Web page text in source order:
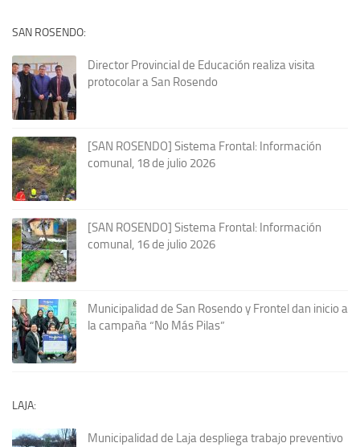
SAN ROSENDO:
Director Provincial de Educación realiza visita
protocolar a San Rosendo
[SAN ROSENDO] Sistema Frontal: Información
comunal, 18 de julio 2026
[SAN ROSENDO] Sistema Frontal: Información
comunal, 16 de julio 2026
Municipalidad de San Rosendo y Frontel dan inicio a
la campaña “No Más Pilas”
LAJA:
Municipalidad de Laja despliega trabajo preventivo